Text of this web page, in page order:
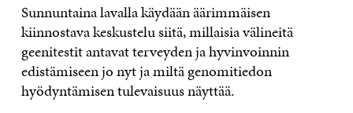
Sunnuntaina lavalla käydään äärimmäisen
kiinnostava keskustelu siitä, millaisia välineitä
geenitestit antavat terveyden ja hyvinvoinnin
edistämiseen jo nyt ja miltä genomitiedon
hyödyntämisen tulevaisuus näyttää.